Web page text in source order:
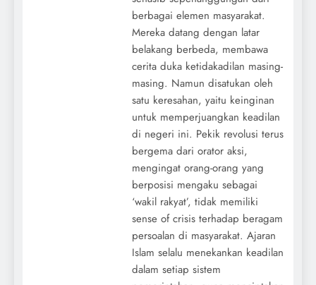
berbagai elemen masyarakat.
Mereka datang dengan latar
belakang berbeda, membawa
cerita duka ketidakadilan masing-
masing. Namun disatukan oleh
satu keresahan, yaitu keinginan
untuk memperjuangkan keadilan
di negeri ini. Pekik revolusi terus
bergema dari orator aksi,
mengingat orang-orang yang
berposisi mengaku sebagai
‘wakil rakyat’, tidak memiliki
sense of crisis terhadap beragam
persoalan di masyarakat. Ajaran
Islam selalu menekankan keadilan
dalam setiap sistem